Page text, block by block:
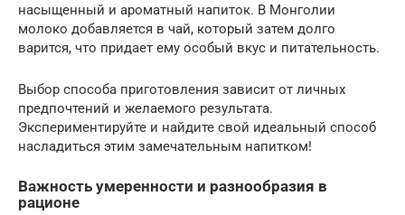
насыщенный и ароматный напиток. В Монголии
молоко добавляется в чай, который затем долго
варится, что придает ему особый вкус и питательность.
Выбор способа приготовления зависит от личных
предпочтений и желаемого результата.
Экспериментируйте и найдите свой идеальный способ
насладиться этим замечательным напитком!
Важность умеренности и разнообразия в
рационе